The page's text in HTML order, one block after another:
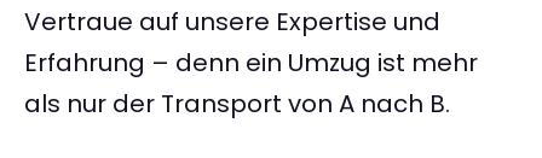
Vertraue auf unsere Expertise und
Erfahrung – denn ein Umzug ist mehr
als nur der Transport von A nach B.